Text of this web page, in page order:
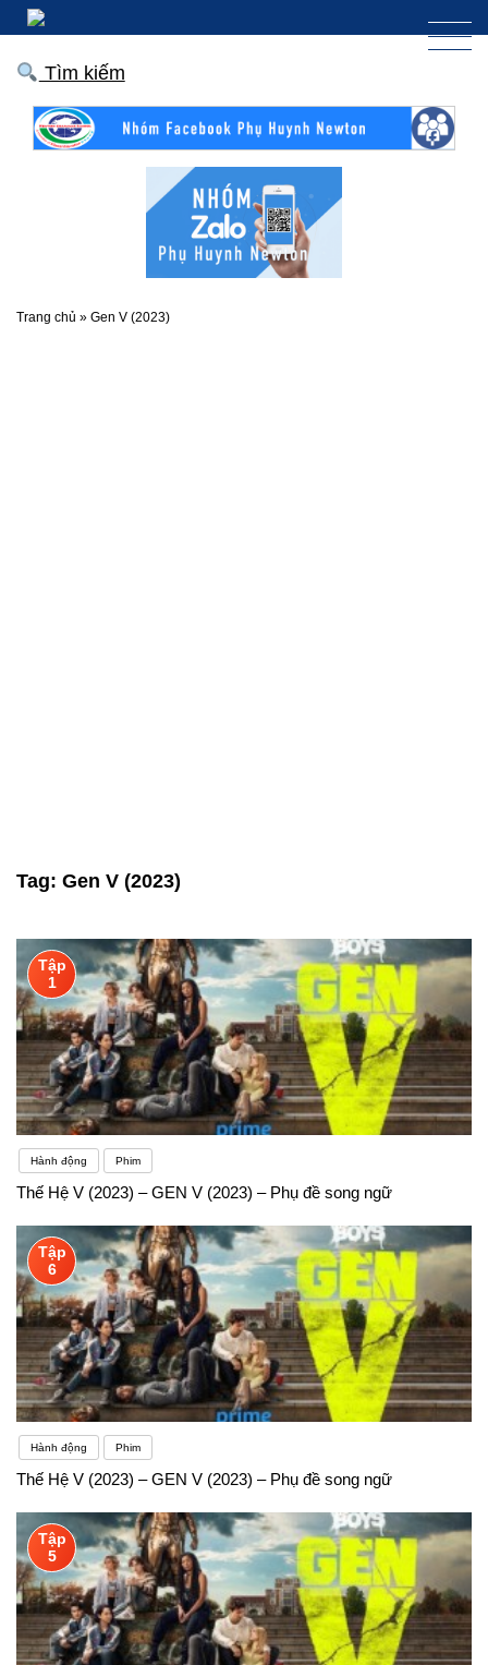
Tìm kiếm
Trang chủ » Gen V (2023)
Tag: Gen V (2023)
Tập
1
Hành động Phim
Thế Hệ V (2023) – GEN V (2023) – Phụ đề song ngữ
Tập
6
Hành động Phim
Thế Hệ V (2023) – GEN V (2023) – Phụ đề song ngữ
Tập
5